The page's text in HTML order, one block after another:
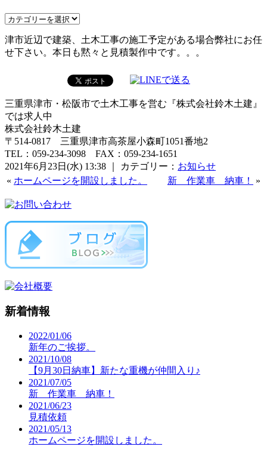
津市近辺で建築、土木工事の施工予定がある場合弊社にお任
せ下さい。本日も黙々と見積製作中です。。。
三重県津市・松阪市で土木工事を営む『株式会社鈴木土建』
では求人中
株式会社鈴木土建
〒514-0817 三重県津市高茶屋小森町1051番地2
TEL：059-234-3098 FAX：059-234-1651
2021年6月23日(水) 13:38 ｜ カテゴリー： お知らせ
« ホームページを開設しました。 新 作業車 納車！ »
新着情報
2022/01/06
新年のご挨拶。
2021/10/08
【9月30日納車】新たな重機が仲間入り♪
2021/07/05
新 作業車 納車！
2021/06/23
見積依頼
2021/05/13
ホームページを開設しました。